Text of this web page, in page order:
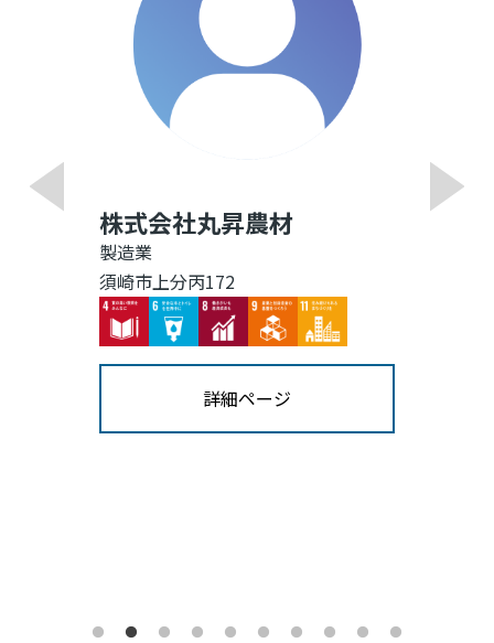
株式会社丸昇農材
製造業
須崎市上分丙172
ImageImageImageImageImage
詳細ページ